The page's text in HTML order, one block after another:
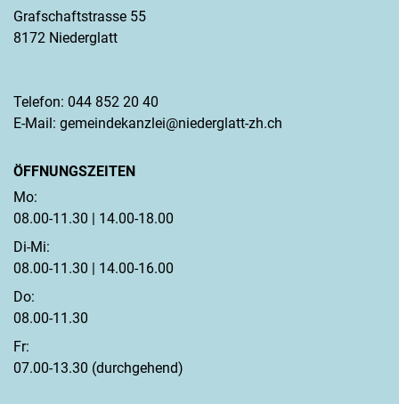
Grafschaftstrasse 55
8172 Niederglatt
Telefon: 044 852 20 40
E-Mail: gemeindekanzlei@niederglatt-zh.ch
ÖFFNUNGSZEITEN
Mo:
08.00-11.30 | 14.00-18.00
Di-Mi:
08.00-11.30 | 14.00-16.00
Do:
08.00-11.30
Fr:
07.00-13.30 (durchgehend)